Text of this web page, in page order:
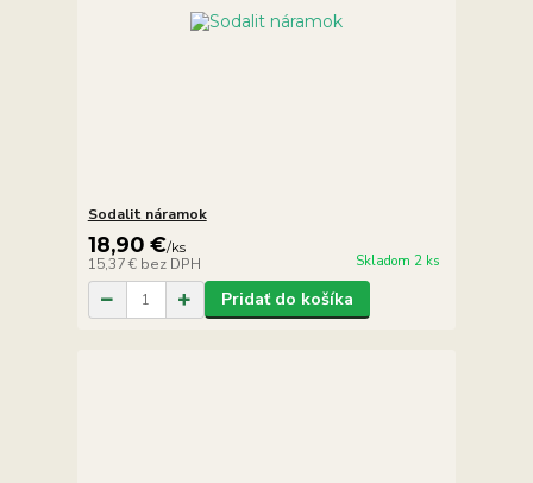
Sodalit náramok
18,90 €/ks
15,37 € bez DPH Skladom 2 ks
Pridať do košíka